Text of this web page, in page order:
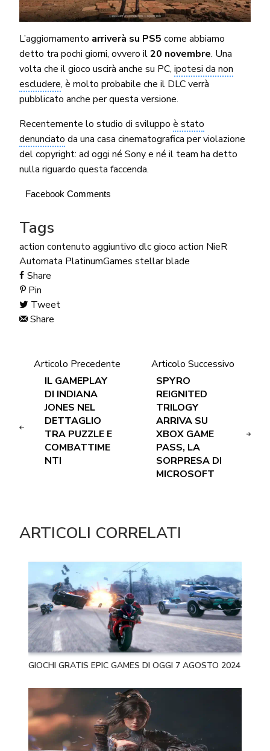
L’aggiornamento arriverà su PS5 come abbiamo
detto tra pochi giorni, ovvero il20 novembre. Una
volta che il gioco uscirà anche su PC,ipotesi da non
escludere, è molto probabile che il DLC verrà
pubblicato anche per questa versione.
Recentemente lo studio di sviluppoè stato
denunciato da una casa cinematografica per violazione
del copyright: ad oggi né Sony e né il team ha detto
nulla riguardo questa faccenda.
Facebook Comments
Tags
action contenuto aggiuntivo dlcgioco action NieR
Automata PlatinumGames stellar blade
Share
Pin
Tweet
Share
Articolo Precedente
IL GAMEPLAY
DI INDIANA
JONES NEL
DETTAGLIO
TRA PUZZLE E
COMBATTIME
NTI
Articolo Successivo
SPYRO
REIGNITED
TRILOGY
ARRIVA SU
XBOX GAME
PASS, LA
SORPRESA DI
MICROSOFT
ARTICOLI CORRELATI
GIOCHI GRATIS EPIC GAMES DI OGGI 7 AGOSTO 2024